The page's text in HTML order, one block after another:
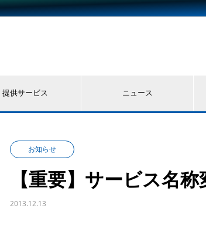
提供サービス ニュース
お知らせ
【重要】サービス名
2013.12.13